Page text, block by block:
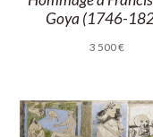
Goya (1746-
3 500€